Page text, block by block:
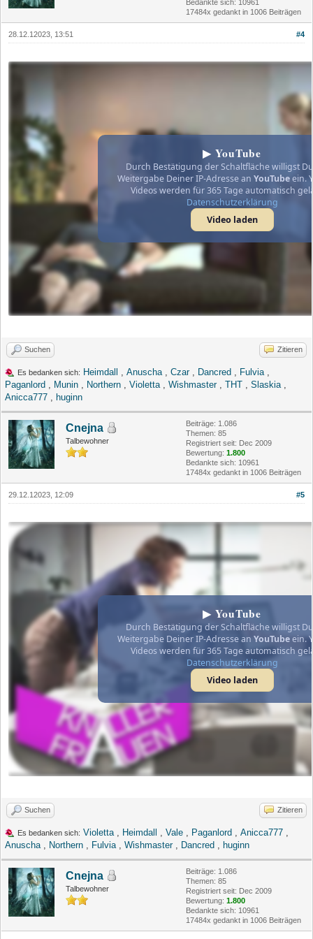
Bedankte sich: 10961
17484x gedankt in 1006 Beiträgen
#4
28.12.12023, 13:51
▶ YouTube
Durch Bestätigung der Schaltfläche willigst
Weitergabe Deiner IP-Adresse an YouTubeein.
Videos werden für 365 Tage automatisch
Datenschutzerklärung
Video laden
Suchen Zitieren
Es bedanken sich: Heimdall Anuscha Czar, Dancred Fulvia
Paganlord
Munin Northern Violetta Wishmaster, THT Slaskia
Anicca777
huginn
Cnejna
Talbewohner
Beiträge: 1.086
Themen: 85
Registriert seit: Dec 2009
Bewertung: 1.800
Bedankte sich: 10961
17484x gedankt in 1006 Beiträgen
#5
29.12.12023, 12:09
▶ YouTube
Durch Bestätigung der Schaltfläche willigst
Weitergabe Deiner IP-Adresse an YouTubeein.
Videos werden für 365 Tage automatisch
Datenschutzerklärung
Video laden
Suchen Zitieren
Es bedanken sich: Violetta Heimdall Vale Paganlord Anicca777
Anuscha
Northern Fulvia Wishmaster, Dancred huginn
Cnejna
Talbewohner
Beiträge: 1.086
Themen: 85
Registriert seit: Dec 2009
Bewertung: 1.800
Bedankte sich: 10961
17484x gedankt in 1006 Beiträgen